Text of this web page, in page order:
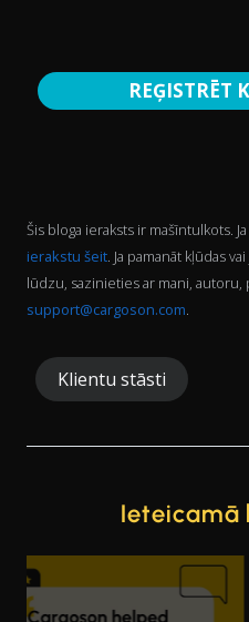
REĢISTRĒT
Šis bloga ieraksts ir mašīntulkots.
ierakstu šeit. Ja pamanāt kļūdas
lūdzu, sazinieties ar mani, autoru,
support@cargoson.com.
Klientu stāsti
Ieteicamā
"Loģistikas